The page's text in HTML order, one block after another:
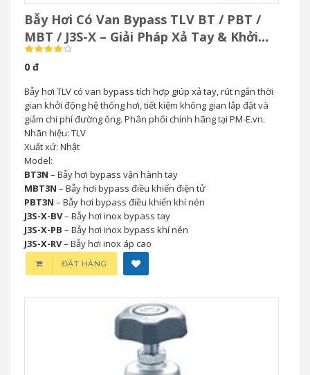
Bẫy Hơi Có Van Bypass TLV BT / PBT /
MBT / J3S-X – Giải Pháp Xả Tay & Khởi
Động Nhanh Hệ Thống Hơi
0 đ
Bẫy hơi TLV có van bypass tích hợp giúp xả tay, rút ngắn thời
gian khởi động hệ thống hơi, tiết kiệm không gian lắp đặt và
giảm chi phí đường ống. Phân phối chính hãng tại PM-E.vn.
Nhãn hiệu: TLV
Xuất xứ: Nhật
Model:
BT3N – Bẫy hơi bypass vận hành tay
MBT3N – Bẫy hơi bypass điều khiển điện tử
PBT3N – Bẫy hơi bypass điều khiển khí nén
J3S-X-BV– Bẫy hơi inox bypass tay
J3S-X-PB – Bẫy hơi inox bypass khí nén
J3S-X-RV– Bẫy hơi inox áp cao
ĐẶT HÀNG